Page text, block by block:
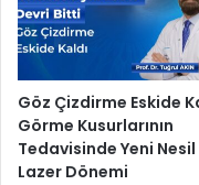
Göz Çizdirme Eskide
Görme Kusurlarının
Tedavisinde Yeni Nesil
Lazer Dönemi